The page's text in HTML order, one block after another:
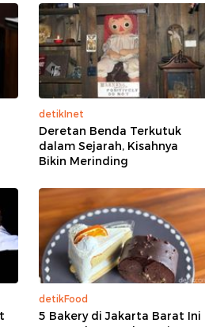
detikInet
Deretan Benda Terkutuk
dalam Sejarah, Kisahnya
Bikin Merinding
detikFood
5 Bakery di Jakarta Barat Ini